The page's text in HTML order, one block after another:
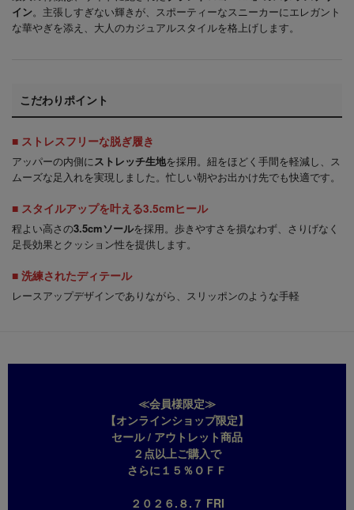
イン。主張しすぎない輝きが、スポーティーなスニーカーにエレガント
な華やぎを添え、大人のカジュアルスタイルを格上げします。
こだわりポイント
■ ストレスフリーな脱ぎ履き
アッパーの内側にストレッチ生地を採用。紐をほどく手間を軽減し、ス
ムーズな足入れを実現しました。忙しい朝やお出かけ先でも快適です。
■ スタイルアップを叶える3.5cmヒール
程よい高さの3.5cmソールを採用。歩きやすさを損なわず、さりげなく
足長効果とクッション性を提供します。
■ 洗練されたディテール
レースアップデザインでありながら、スリッポンのような手軽
≪会員様限定≫
【オンラインショップ限定】
セール / アウトレット商品
２点以上ご購入で
さらに１５％ＯＦＦ
２０２６.８.７ FRI